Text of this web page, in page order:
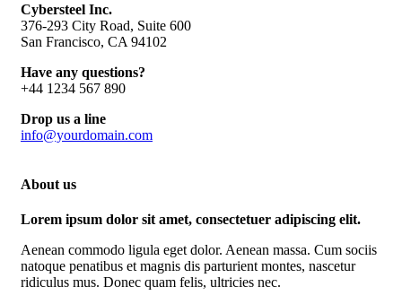
Cybersteel Inc.
376-293 City Road, Suite 600
San Francisco, CA 94102
Have any questions?
+44 1234 567 890
Drop us a line
info@yourdomain.com
About us
Lorem ipsum dolor sit amet, consectetuer adipiscing elit.
Aenean commodo ligula eget dolor. Aenean massa. Cum sociis
natoque penatibus et magnis dis parturient montes, nascetur
ridiculus mus. Donec quam felis, ultricies nec.